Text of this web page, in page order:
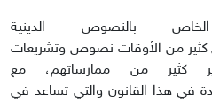
بالنصوص الدينية
كثير من الأوقات نصوص وتشريعات
كثير من ممارساتهم، مع
في هذا القانون والتي تساعد في